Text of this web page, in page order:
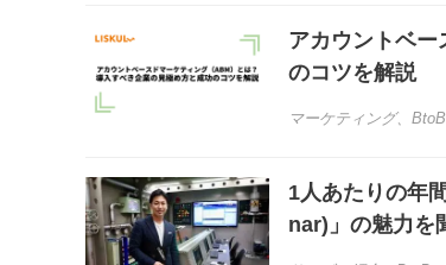
アカウントベ
のコツを解説
マーケティング、
1人あたりの年
nar)」の魅力を